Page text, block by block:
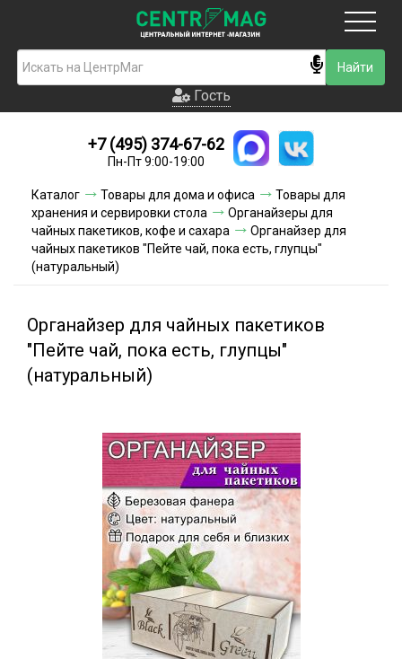
Гость
Новинки
Условия доставки
Условия оплаты
Гость
+7 (495) 374-67-62
Пн-Пт 9:00-19:00
Каталог Товары для дома и офиса
Товары для
хранения и сервировки стола
Органайзеры для
чайных пакетиков, кофе и сахара
Органайзер для
чайных пакетиков "Пейте чай, пока есть, глупцы"
(натуральный)
Органайзер для чайных пакетиков
"Пейте чай, пока есть, глупцы"
(натуральный)